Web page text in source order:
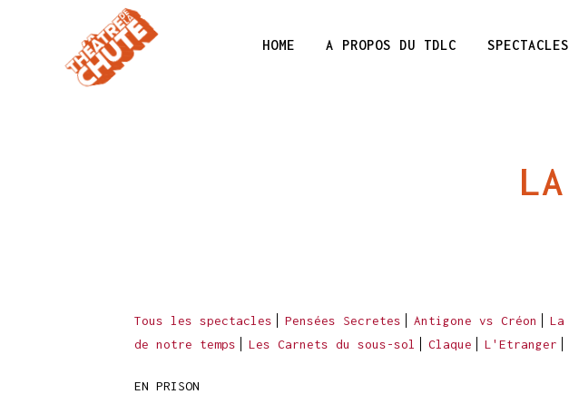
HOME A PROPOS DU TDLC SPECTACLES
Tous les spectacles Pensées Secretes Antigone vs Créon
de notre temps
Les Carnets du sous-sol Claque L'Etranger
EN PRISON